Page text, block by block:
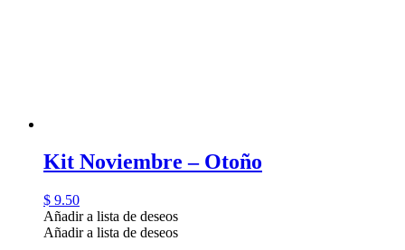
Kit Noviembre – Otoño
$ 9.50
Añadir a lista de deseos
Añadir a lista de deseos